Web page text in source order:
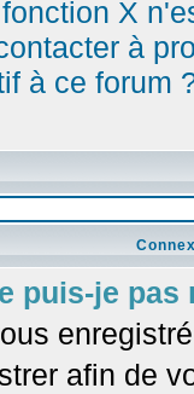
X
à
à ce forum
puis-je pas
afin de